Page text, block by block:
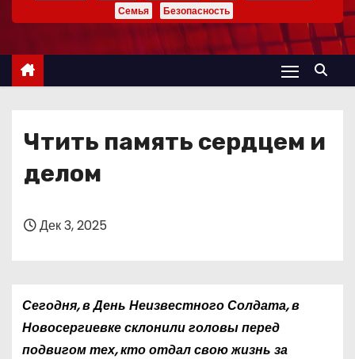
ж
Семья
Безопасность
Чтить память сердцем и
делом
Дек 3, 2025
Сегодня, в День Неизвестного Солдата, в
Новосергиевке склонили головы перед
подвигом тех, кто отдал свою жизнь за